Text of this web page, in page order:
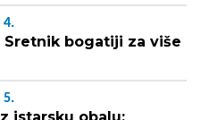
4.
Sretnik bogatiji za više
5.